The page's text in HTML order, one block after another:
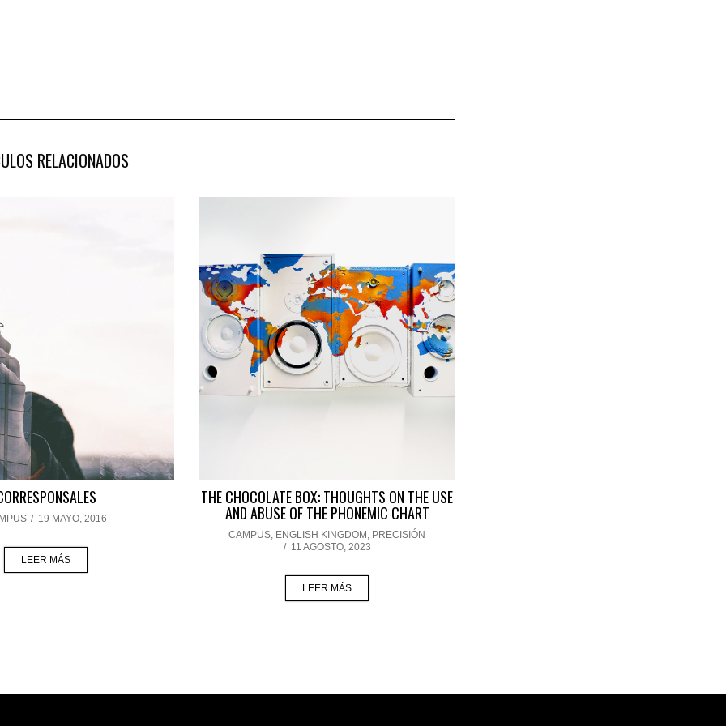
RELACIONADOS
/ 19 MAYO, 2016
LEER MÁS
THE CHOCOLATE BOX: THOUGHTS ON THE USE
AND ABUSE OF THE PHONEMIC CHART
CAMPUS ENGLISH KINGDOM PRECISIÓN
/ 11 AGOSTO, 2023
LEER MÁS